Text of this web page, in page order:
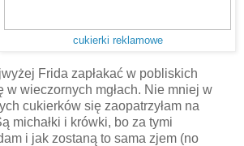
cukierki reklamowe
Frida zapłakać w pobliskich
w wieczornych mgłach. Nie mniej w
cukierków się zaopatrzyłam na
michałki i krówki, bo za tymi
i jak zostaną to sama zjem (no